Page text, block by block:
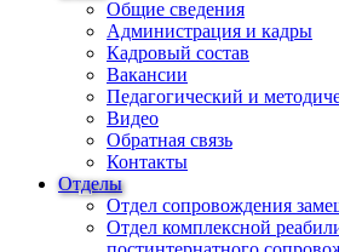
Общие сведения
Администрация и кадры
Кадровый состав
Вакансии
Педагогический и
Видео
Обратная связь
Контакты
Отделы
Отдел сопровождения
Отдел комплексной